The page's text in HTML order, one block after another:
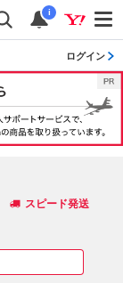
i
ログイン
スピード発送